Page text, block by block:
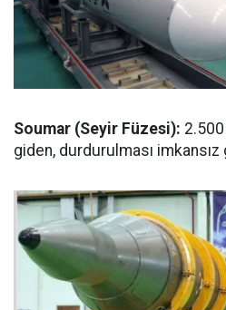
Soumar (Seyir Füzesi):
giden, durdurulması imkansız